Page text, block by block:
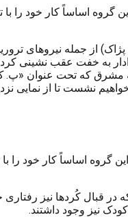
اساساً کار خود را
از جمله نیروهای
به خفت عقب نشینی
که تحت عنوان «پ. ک.ک
نشست تا از
اساساً کار خود را